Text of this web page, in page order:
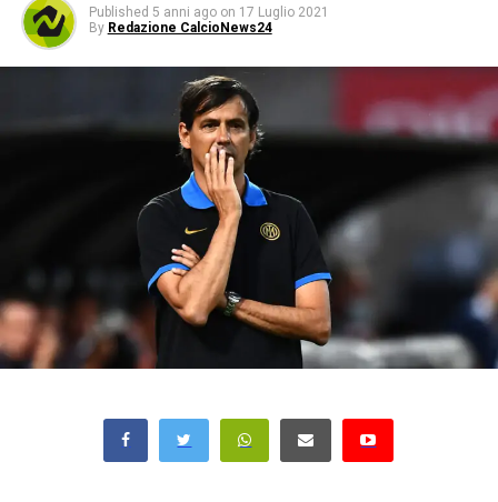
Published 5 anni ago on 17 Luglio 2021
By Redazione CalcioNews24